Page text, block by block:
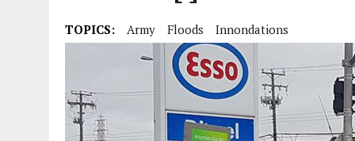
TOPICS: Army Floods Innondations